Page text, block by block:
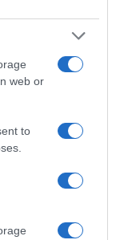
web or
to
la variedad. En
y pasta.
del seguimiento